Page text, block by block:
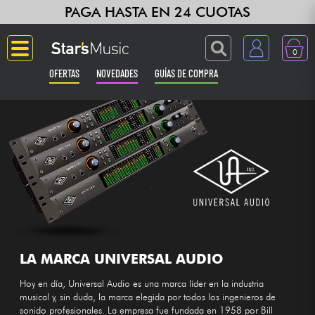
PAGA HASTA EN 24 CUOTAS
0
OFERTAS NOVEDADES GUÍAS DE COMPRA
Langue
Guitarras & Bajos
Ampli & Efectos
Pianos
Sintetizadores & samplers
Grabación
LA MARCA UNIVERSAL AUDIO
Hoy en día, Universal Audio es una marca líder en la industria
musical y, sin duda, la marca elegida por todos los ingenieros de
sonido profesionales. La empresa fue fundada en 1958 por Bill